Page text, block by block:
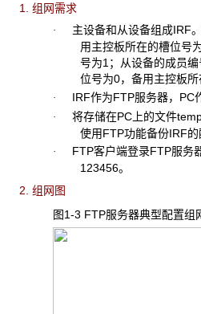
1. 组网需求
· 主设备和从设备组成IRF
用主控板所在的槽位号
号为1；从设备的成员
位号为0，备用主控板所
· IRF作为FTP服务器，PC
· 将存储在PC上的文件
使用FTP功能备份IRF的
· FTP客户端登录FTP服务
123456。
2. 组网图
图1-3 FTP服务器典型配置组